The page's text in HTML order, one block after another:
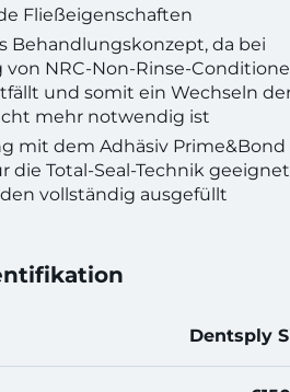
Fließeigenschaften
Behandlungskonzept, da bei
NRC-Non-Rinse-
und somit ein Wechseln
mehr notwendig ist
mit dem Adhäsiv Prime&Bond
die Total-Seal-Technik
vollständig ausgefüllt
Dentsply